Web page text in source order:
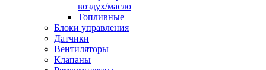
воздух/масло
Топливные
Блоки управления
Датчики
Вентиляторы
Клапаны